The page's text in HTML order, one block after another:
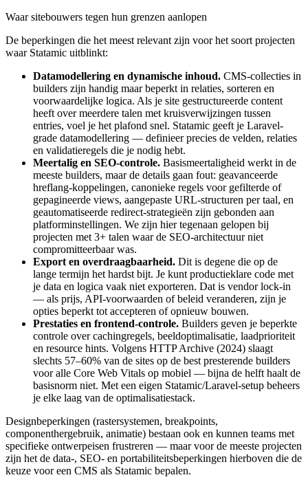
Waar sitebouwers tegen hun grenzen aanlopen
De beperkingen die het meest relevant zijn voor het soort projecten
waar Statamic uitblinkt:
Datamodellering en dynamische inhoud. CMS-collecties in
builders zijn handig maar beperkt in relaties, sorteren en
voorwaardelijke logica. Als je site gestructureerde content
heeft over meerdere talen met kruisverwijzingen tussen
entries, voel je het plafond snel. Statamic geeft je Laravel-
grade datamodellering — definieer precies de velden, relaties
en validatieregels die je nodig hebt.
Meertalig en SEO-controle. Basismeertaligheid werkt in de
meeste builders, maar de details gaan fout: geavanceerde
hreflang-koppelingen, canonieke regels voor gefilterde of
gepagineerde views, aangepaste URL-structuren per taal, en
geautomatiseerde redirect-strategieën zijn gebonden aan
platforminstellingen. We zijn hier tegenaan gelopen bij
projecten met 3+ talen waar de SEO-architectuur niet
compromitteerbaar was.
Export en overdraagbaarheid. Dit is degene die op de
lange termijn het hardst bijt. Je kunt productieklare code met
je data en logica vaak niet exporteren. Dat is vendor lock-in
— als prijs, API-voorwaarden of beleid veranderen, zijn je
opties beperkt tot accepteren of opnieuw bouwen.
Prestaties en frontend-controle. Builders geven je beperkte
controle over cachingregels, beeldoptimalisatie, laadprioriteit
en resource hints. Volgens HTTP Archive (2024) slaagt
slechts 57–60% van de sites op de best presterende builders
voor alle Core Web Vitals op mobiel — bijna de helft haalt de
basisnorm niet. Met een eigen Statamic/Laravel-setup beheers
je elke laag van de optimalisatiestack.
Designbeperkingen (rastersystemen, breakpoints,
componenthergebruik, animatie) bestaan ook en kunnen teams met
specifieke ontwerpeisen frustreren — maar voor de meeste projecten
zijn het de data-, SEO- en portabiliteitsbeperkingen hierboven die de
keuze voor een CMS als Statamic bepalen.